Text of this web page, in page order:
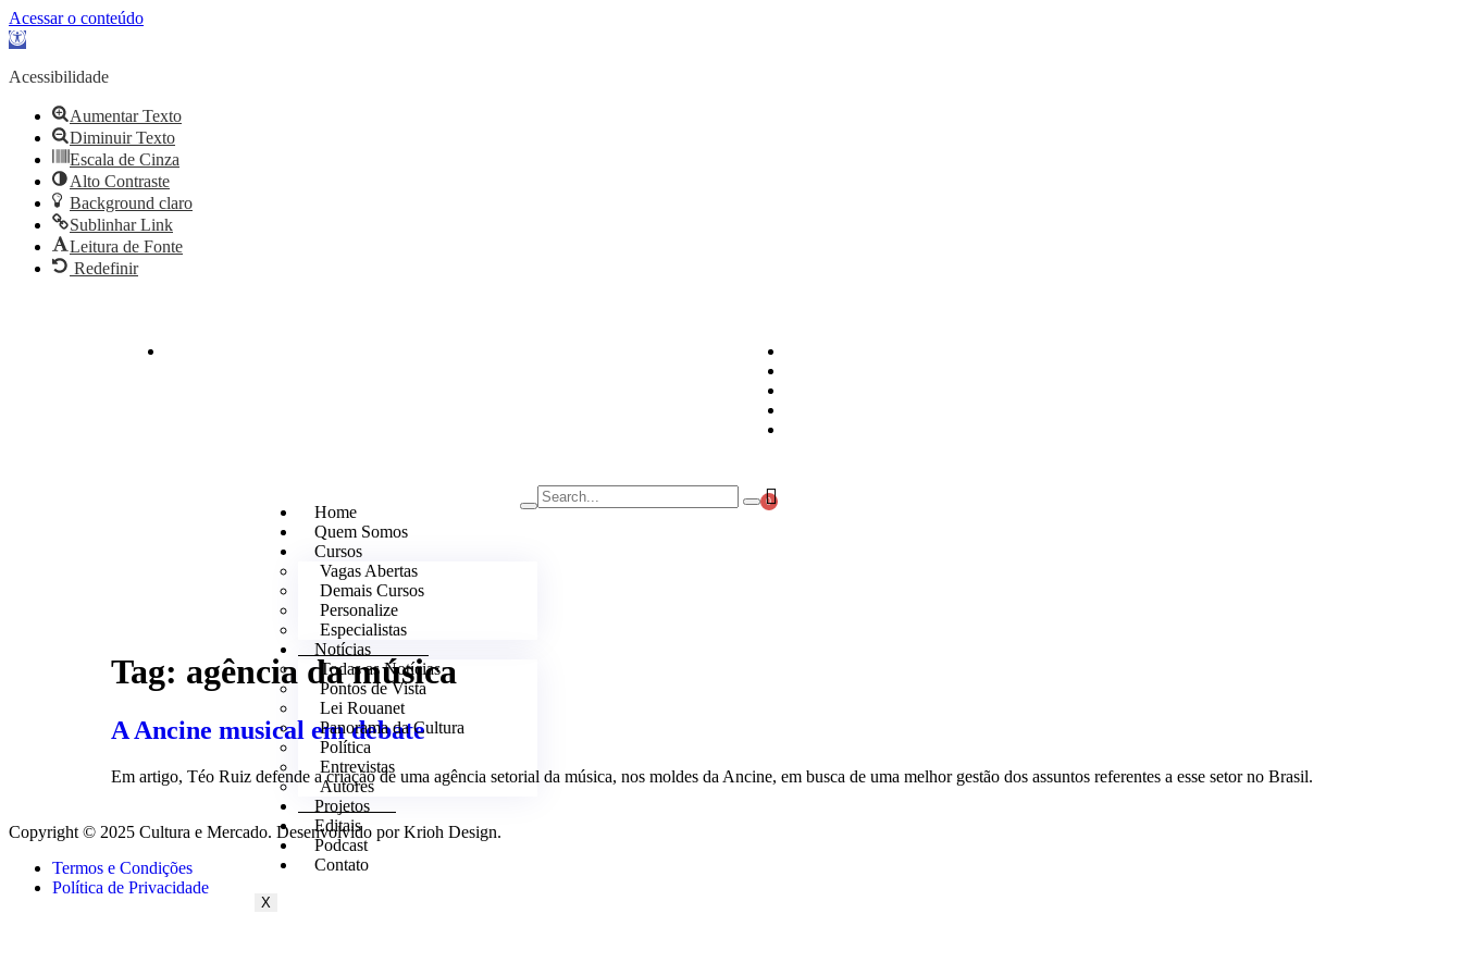
Acessar o conteúdo
Abrir
barra
ferramentas
Acessibilidade
Aumentar Texto
Diminuir Texto
Escala de Cinza
Alto Contraste
Background claro
Sublinhar Link
Leitura de Fonte
Redefinir
Home
Quem Somos
Cursos
Vagas Abertas
Demais Cursos
Personalize
Especialistas
Notícias
Todas as Notícias
Pontos de Vista
Lei Rouanet
Panorama da Cultura
Política
Entrevistas
Autores
Projetos
Editais
Podcast
Contato
X
0
Tag: agência da música
A Ancine musical em debate
Em artigo, Téo Ruiz defende a criação de uma agência setorial da música, nos moldes da Ancine, em busca de uma melhor gestão dos assuntos referentes a esse setor no Brasil.
Copyright © 2025 Cultura e Mercado. Desenvolvido por Krioh Design.
Termos e Condições
Política de Privacidade